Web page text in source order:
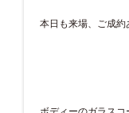
本日も来場、ご成約